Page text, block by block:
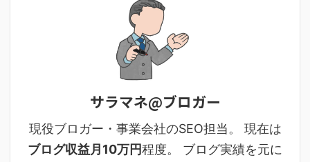
サラマネ@ブロガー
現役ブロガー・事業会社のSEO担当。 現在は
ブログ収益月10万円程度。 ブログ実績を元に